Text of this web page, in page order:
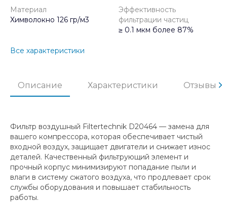
Материал
Химволокно 126 гр/м3
Эффективность
фильтрации частиц
≥ 0.1 мкм более 87%
Все характеристики
Описание Характеристики Отзывы
Фильтр воздушный Filtertechnik D20464 — замена для
вашего компрессора, которая обеспечивает чистый
входной воздух, защищает двигатели и снижает износ
деталей. Качественный фильтрующий элемент и
прочный корпус минимизируют попадание пыли и
влаги в систему сжатого воздуха, что продлевает срок
службы оборудования и повышает стабильность
работы.